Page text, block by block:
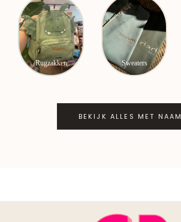
Rugzakken Sweaters
BEKIJK ALLES MET NAAM